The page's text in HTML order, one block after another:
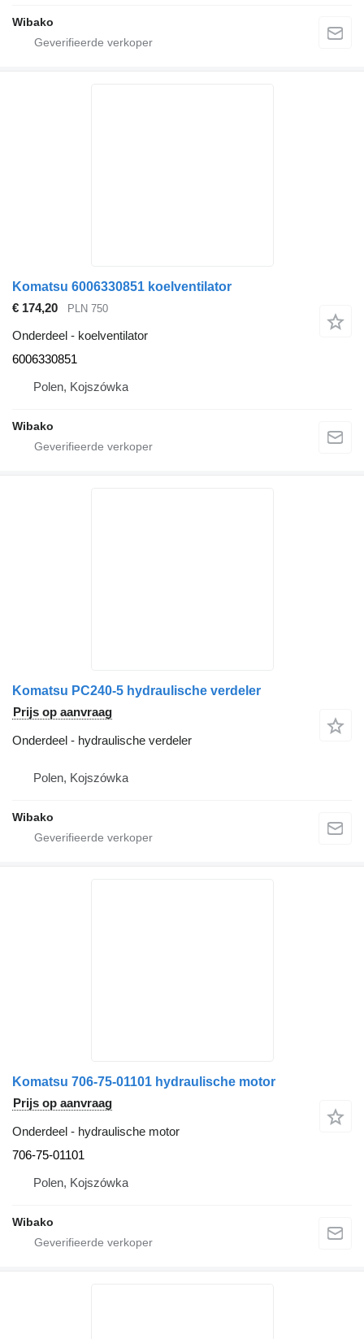
Wibako
Komatsu 6006330851 koelventilator
€ 174,20
PLN 750
Onderdeel - koelventilator
6006330851
Polen, Kojszówka
Wibako
Komatsu PC240-5 hydraulische verdeler
Prijs op aanvraag
Onderdeel - hydraulische verdeler
Polen, Kojszówka
Wibako
Komatsu 706-75-01101 hydraulische motor
Prijs op aanvraag
Onderdeel - hydraulische motor
706-75-01101
Polen, Kojszówka
Wibako